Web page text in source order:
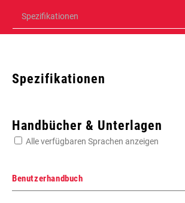
Spezifikationen
Spezifikationen
Handbücher & Unterlagen
Alle verfügbaren Sprachen anzeigen
Benutzerhandbuch